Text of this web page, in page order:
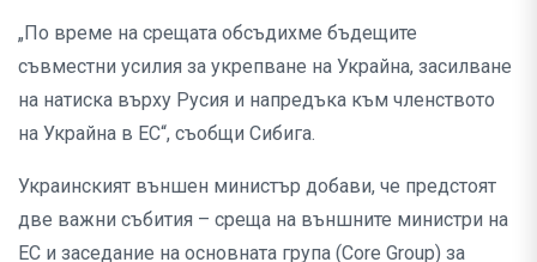
„По време на срещата обсъдихме бъдещите
съвместни усилия за укрепване на Украйна, засилване
на натиска върху Русия и напредъка към членството
на Украйна в ЕС“, съобщи Сибига.
Украинският външен министър добави, че предстоят
две важни събития – среща на външните министри на
ЕС и заседание на основната група (Core Group) за